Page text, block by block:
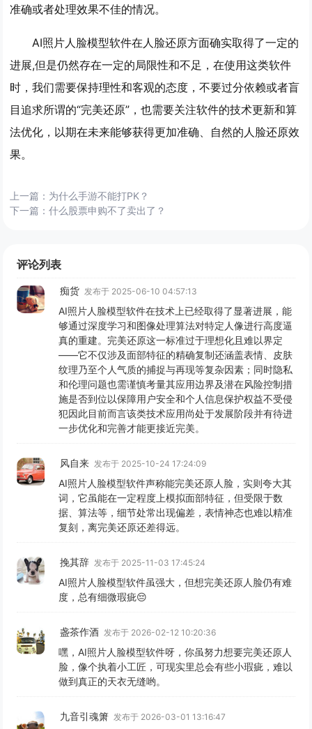
准确或者处理效果不佳的情况。
AI照片人脸模型软件在人脸还原方面确实取得了一定的
进展,但是仍然存在一定的局限性和不足，在使用这类软件
时，我们需要保持理性和客观的态度，不要过分依赖或者盲
目追求所谓的“完美还原”，也需要关注软件的技术更新和算
法优化，以期在未来能够获得更加准确、自然的人脸还原效
果。
上一篇： 为什么手游不能打PK？
下一篇：什么股票申购不了卖出了？
评论列表
痴货 发布于 2025-06-10 04:57:13
AI照片人脸模型软件在技术上已经取得了显著进展，能
够通过深度学习和图像处理算法对特定人像进行高度逼
真的重建。完美还原这一标准过于理想化且难以界定
——它不仅涉及面部特征的精确复制还涵盖表情、皮肤
纹理乃至个人气质的捕捉与再现等复杂因素；同时隐私
和伦理问题也需谨慎考量其应用边界及潜在风险控制措
施是否到位以保障用户安全和个人信息保护权益不受侵
犯因此目前而言该类技术应用尚处于发展阶段并有待进
一步优化和完善才能更接近完美。
风自来 发布于 2025-10-24 17:24:09
AI照片人脸模型软件声称能完美还原人脸，实则夸大其
词，它虽能在一定程度上模拟面部特征，但受限于数
据、算法等，细节处常出现偏差，表情神态也难以精准
复刻，离完美还原还差得远。
挽其辞 发布于 2025-11-03 17:45:24
AI照片人脸模型软件虽强大，但想完美还原人脸仍有难
度，总有细微瑕疵😔
盏茶作酒 发布于 2026-02-12 10:20:36
嘿，AI照片人脸模型软件呀，你虽努力想要完美还原人
脸，像个执着小工匠，可现实里总会有些小瑕疵，难以
做到真正的天衣无缝哟。
九音引魂箫 发布于 2026-03-01 13:16:47